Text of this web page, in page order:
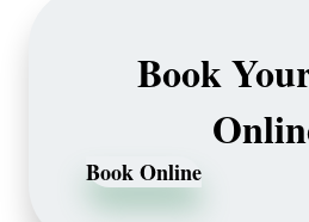
Book
Book Online